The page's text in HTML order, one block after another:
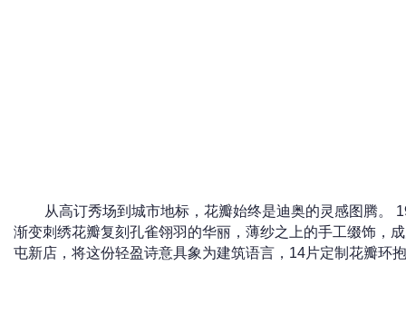
从高订秀场到城市地标，花瓣始终是迪奥的灵感图腾。
渐变刺绣花瓣复刻孔雀翎羽的华丽，薄纱之上的手工缀饰，
屯新店，将这份轻盈诗意具象为建筑语言，14片定制花瓣环